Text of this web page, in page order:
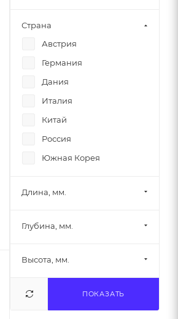
Viatto
Аркто
Страна
Австрия
Германия
Дания
Италия
Китай
Россия
Южная Корея
Длина, мм.
Глубина, мм.
Высота, мм.
ПОКАЗАТЬ